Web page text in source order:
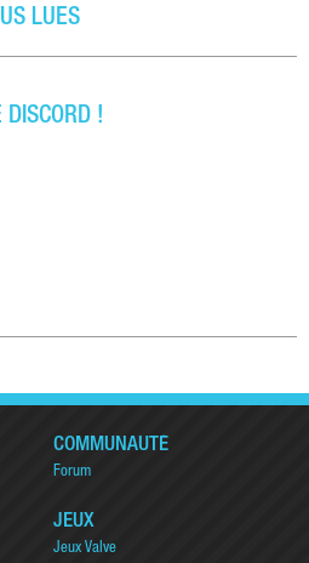
LUES
DISCORD !
COMMUNAUTÉ
Forum
JEUX
Jeux Valve